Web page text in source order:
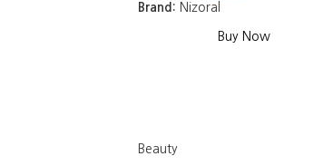
Brand: Nizoral
Buy Now
Beauty